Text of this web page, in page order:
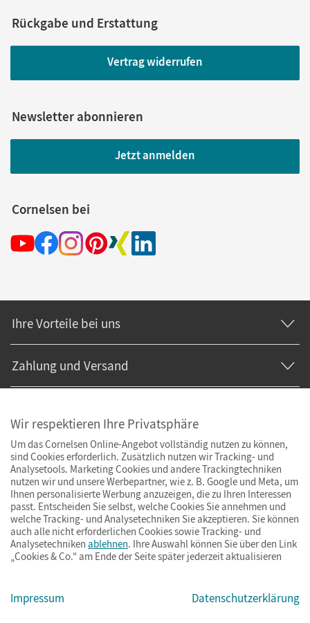
Rückgabe und Erstattung
Vertrag widerrufen
Newsletter abonnieren
Jetzt anmelden
Cornelsen bei
Ihre Vorteile bei uns
Zahlung und Versand
© Cornelsen Verlag 2026
ImpressumAGBDatenschutzBarrierefreiheitCookies & Co.
Wir respektieren Ihre Privatsphäre
Um das Cornelsen Online-Angebot vollständig nutzen zu können,
sind Cookies erforderlich. Zusätzlich nutzen wir Tracking- und
Analysetools. Marketing Cookies und andere Trackingtechniken
nutzen wir und unsere Werbepartner, wie z. B. Google und Meta, um
Ihnen personalisierte Werbung anzuzeigen, die zu Ihren Interessen
passt. Entscheiden Sie selbst, welche Cookies Sie annehmen und
welche Tracking- und Analysetechniken Sie akzeptieren. Sie können
auch alle nicht erforderlichen Cookies sowie Tracking- und
Analysetechniken ablehnen. Ihre Auswahl können Sie über den Link
„Cookies & Co.“ am Ende der Seite später jederzeit aktualisieren
Impressum Datenschutzerklärung